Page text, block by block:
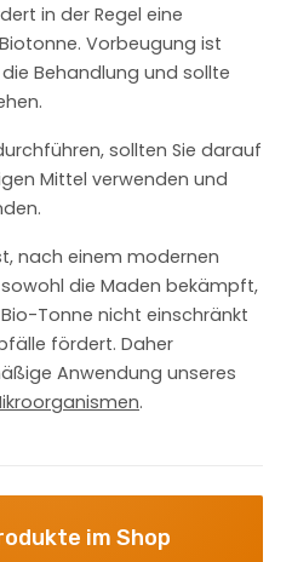
in der Regel eine
Vorbeugung ist
Behandlung und sollte
sollten Sie darauf
Mittel verwenden und
nach einem modernen
die Maden bekämpft,
Tonne nicht einschränkt
fördert. Daher
Anwendung unseres
.
im Shop